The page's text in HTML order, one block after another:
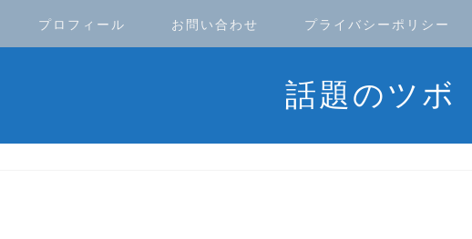
プロフィール お問い合わせ プライバシーポリシー
話題のツボ